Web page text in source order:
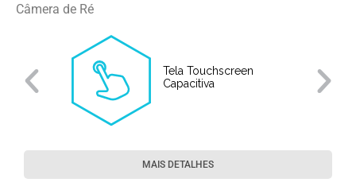
Câmera de Ré
Tela Touchscreen
Capacitiva
MAIS DETALHES